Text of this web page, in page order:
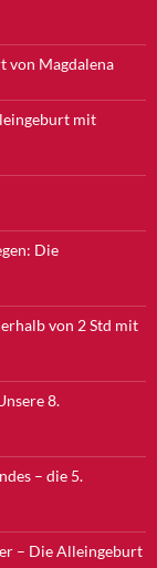
von Magdalena
mit
Die
von 2 Std mit
8.
– die 5.
– Die Alleingeburt